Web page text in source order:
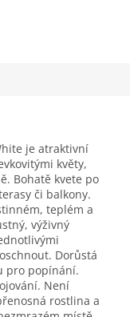
je atraktivní
květy,
Bohatě kvete po
či balkony.
teplém a
výživný
Dorůstá
pro popínání.
Není
rostlina a